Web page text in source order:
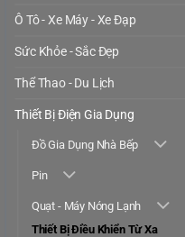
Ô Tô - Xe Máy - Xe Đạp
Sức Khỏe - Sắc Đẹp
Thể Thao - Du Lịch
Thiết Bị Điện Gia Dụng
Đồ Gia Dụng Nhà Bếp
Pin
Quạt - Máy Nóng Lạnh
Thiết Bị Điều Khiển Từ Xa